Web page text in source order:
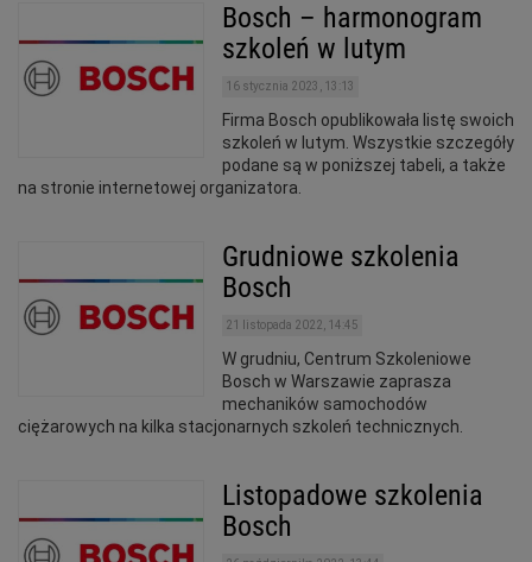
Bosch – harmonogram
szkoleń w lutym
16 stycznia 2023, 13:13
Firma Bosch opublikowała listę swoich
szkoleń w lutym. Wszystkie szczegóły
podane są w poniższej tabeli, a także
na stronie internetowej organizatora.
Grudniowe szkolenia
Bosch
21 listopada 2022, 14:45
W grudniu, Centrum Szkoleniowe
Bosch w Warszawie zaprasza
mechaników samochodów
ciężarowych na kilka stacjonarnych szkoleń technicznych.
Listopadowe szkolenia
Bosch